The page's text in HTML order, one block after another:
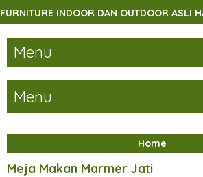
INDOOR DAN OUTDOOR ASLI
Menu
Menu
Home
Meja Makan Marmer Jati